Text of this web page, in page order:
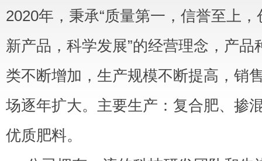
2020年，秉承“质量第一，信誉至上，
新产品，科学发展”的经营理念，产品
类不断增加，生产规模不断提高，销
场逐年扩大。 主要生产：复合肥、掺
优质肥料。